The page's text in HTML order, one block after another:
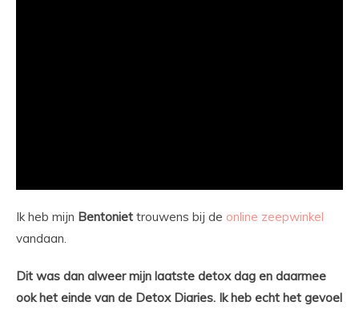
Ik heb mijn Bentoniet trouwens bij de online zeepwinkel
vandaan.
Dit was dan alweer mijn laatste detox dag en daarmee
ook het einde van de Detox Diaries. Ik heb echt het gevoel